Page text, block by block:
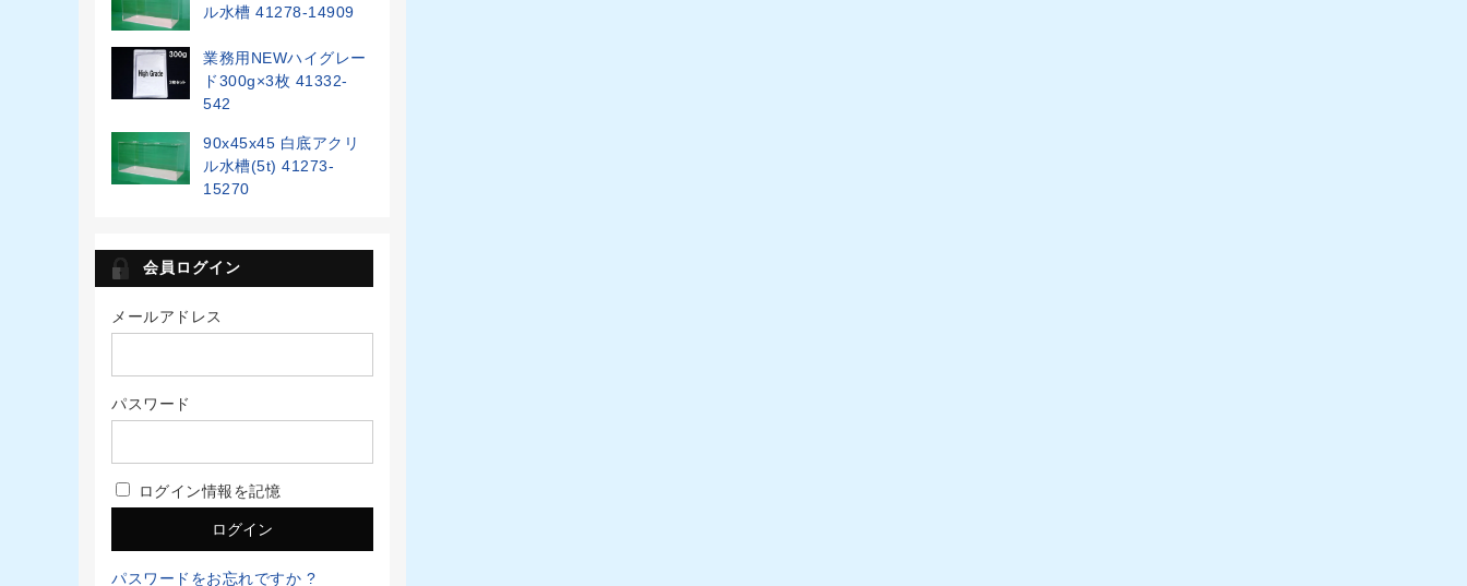
ル水槽 41278-14909
業務用NEWハイグレー
ド300g×3枚 41332-
542
90x45x45 白底アクリ
ル水槽(5t) 41273-
15270
会員ログイン
メールアドレス
パスワード
ログイン情報を記憶
パスワードをお忘れですか ?